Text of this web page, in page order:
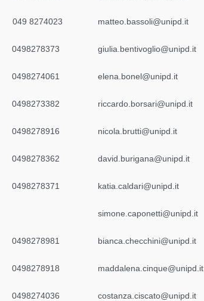
049 8274023 matteo.bassoli@unipd.it
0498278373 giulia.bentivoglio@unipd.it
0498274061 elena.bonel@unipd.it
0498273382 riccardo.borsari@unipd.it
0498278916 nicola.brutti@unipd.it
0498278362 david.burigana@unipd.it
0498278371 katia.caldari@unipd.it
simone.caponetti@unipd.it
0498278981 bianca.checchini@unipd.it
0498278918 maddalena.cinque@unipd.it
0498274036 costanza.ciscato@unipd.it